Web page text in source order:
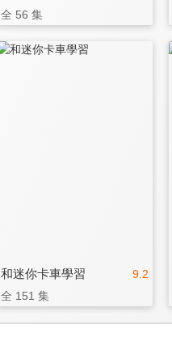
全 56 集
9.2
和迷你卡車學習
全 151 集